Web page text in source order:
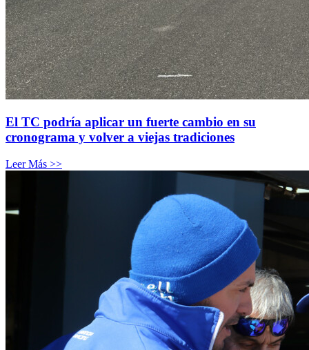
El TC podría aplicar un fuerte cambio en su
cronograma y volver a viejas tradiciones
Leer Más >>